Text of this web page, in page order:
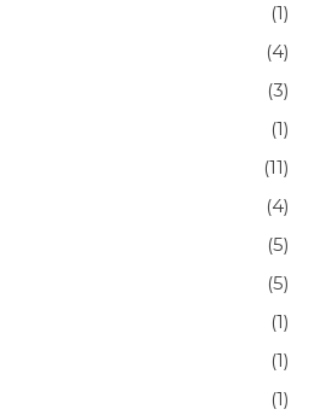
(1)
(4)
(3)
(1)
(11)
(4)
(5)
(5)
(1)
(1)
(1)